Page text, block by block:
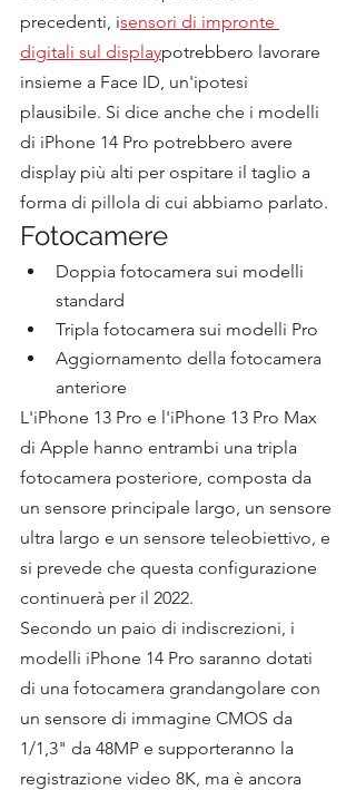
precedenti, isensori di impronte
digitali sul displaypotrebbero lavorare
insieme a Face ID, un'ipotesi
plausibile. Si dice anche che i modelli
di iPhone 14 Pro potrebbero avere
display più alti per ospitare il taglio a
forma di pillola di cui abbiamo parlato.
Fotocamere
Doppia fotocamera sui modelli
standard
Tripla fotocamera sui modelli Pro
Aggiornamento della fotocamera
anteriore
L'iPhone 13 Pro e l'iPhone 13 Pro Max
di Apple hanno entrambi una tripla
fotocamera posteriore, composta da
un sensore principale largo, un sensore
ultra largo e un sensore teleobiettivo, e
si prevede che questa configurazione
continuerà per il 2022.
Secondo un paio di indiscrezioni, i
modelli iPhone 14 Pro saranno dotati
di una fotocamera grandangolare con
un sensore di immagine CMOS da
1/1,3" da 48MP e supporteranno la
registrazione video 8K, ma è ancora